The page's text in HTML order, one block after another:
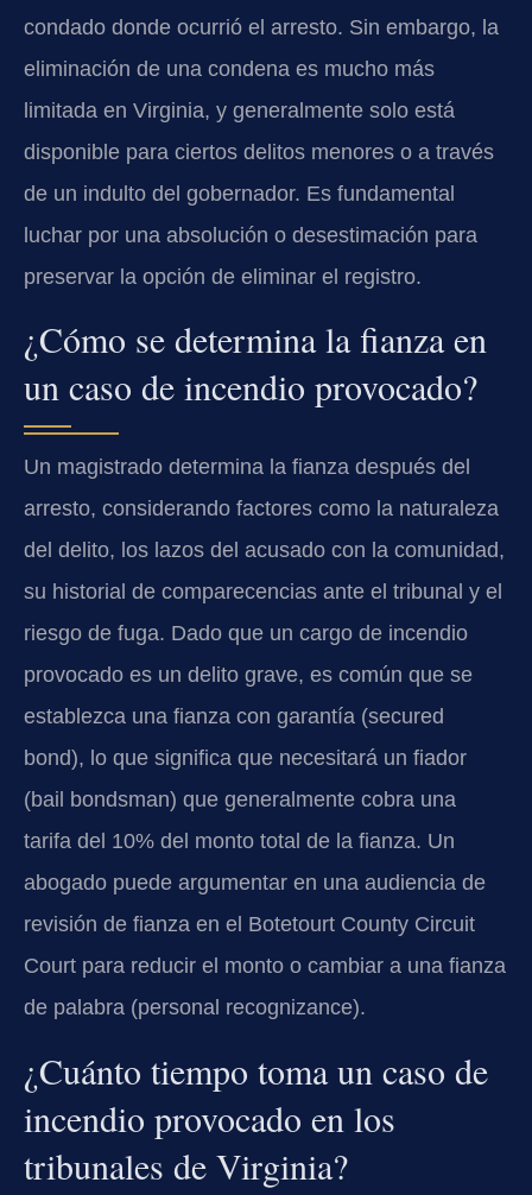
condado donde ocurrió el arresto. Sin embargo, la
eliminación de una condena es mucho más
limitada en Virginia, y generalmente solo está
disponible para ciertos delitos menores o a través
de un indulto del gobernador. Es fundamental
luchar por una absolución o desestimación para
preservar la opción de eliminar el registro.
¿Cómo se determina la fianza en
un caso de incendio provocado?
Un magistrado determina la fianza después del
arresto, considerando factores como la naturaleza
del delito, los lazos del acusado con la comunidad,
su historial de comparecencias ante el tribunal y el
riesgo de fuga. Dado que un cargo de incendio
provocado es un delito grave, es común que se
establezca una fianza con garantía (secured
bond), lo que significa que necesitará un fiador
(bail bondsman) que generalmente cobra una
tarifa del 10% del monto total de la fianza. Un
abogado puede argumentar en una audiencia de
revisión de fianza en el Botetourt County Circuit
Court para reducir el monto o cambiar a una fianza
de palabra (personal recognizance).
¿Cuánto tiempo toma un caso de
incendio provocado en los
tribunales de Virginia?